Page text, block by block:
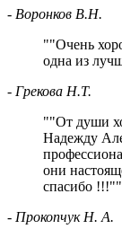
- Воронков В.Н.
" Очень
одна из
- Грекова Н.Т.
" От души
Надежду
они
спасибо !!! "
- Прокопчук Н. А.